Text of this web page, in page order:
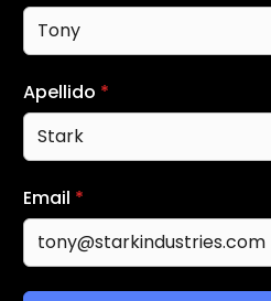
Apellido *
Email *